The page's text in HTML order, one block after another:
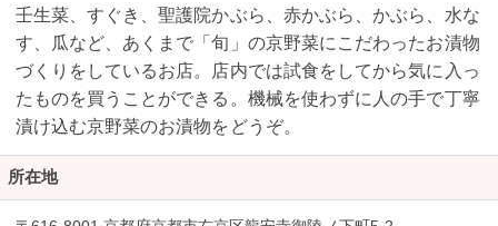
壬生菜、すぐき、聖護院かぶら、赤かぶら、かぶら、水な
す、瓜など、あくまで「旬」の京野菜にこだわったお漬物
づくりをしているお店。店内では試食をしてから気に入っ
たものを買うことができる。機械を使わずに人の手で丁寧
漬け込む京野菜のお漬物をどうぞ。
所在地